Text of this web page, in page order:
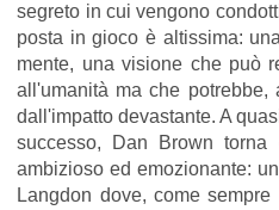
segreto in cui vengono
posta in gioco è altissima:
mente, una visione che può
all'umanità ma che potrebbe,
dall'impatto devastante. A
successo, Dan Brown
ambizioso ed emozionante:
Langdon dove, come